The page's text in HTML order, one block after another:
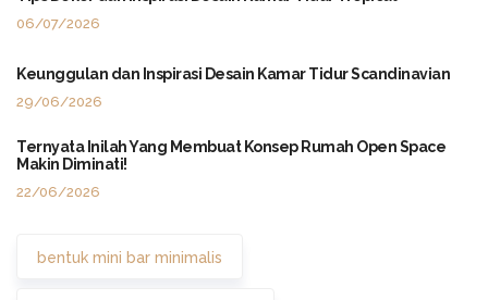
06/07/2026
Keunggulan dan Inspirasi Desain Kamar Tidur Scandinavian
29/06/2026
Ternyata Inilah Yang Membuat Konsep Rumah Open Space
Makin Diminati!
22/06/2026
bentuk mini bar minimalis